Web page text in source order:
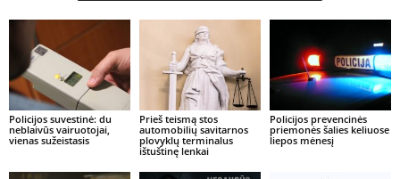
Policijos suvestinė: du
neblaivūs vairuotojai,
vienas sužeistasis
Prieš teismą stos
automobilių savitarnos
plovyklų terminalus
ištuštinę lenkai
Policijos prevencinės
priemonės šalies keliuose
liepos mėnesį